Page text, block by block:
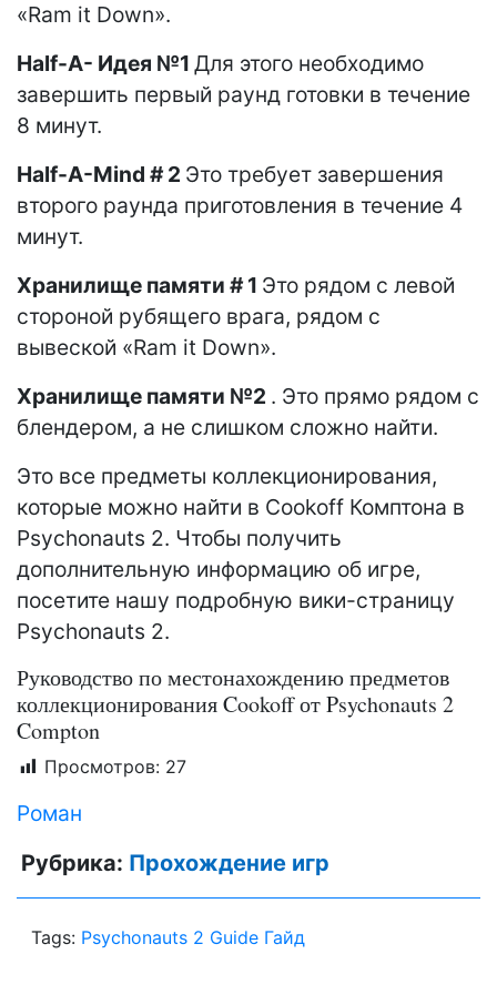
«Ram it Down».
Half-A- Идея №1 Для этого необходимо
завершить первый раунд готовки в течение
8 минут.
Half-A-Mind # 2 Это требует завершения
второго раунда приготовления в течение 4
минут.
Хранилище памяти # 1 Это рядом с левой
стороной рубящего врага, рядом с
вывеской «Ram it Down».
Хранилище памяти №2 . Это прямо рядом с
блендером, а не слишком сложно найти.
Это все предметы коллекционирования,
которые можно найти в Cookoff Комптона в
Psychonauts 2. Чтобы получить
дополнительную информацию об игре,
посетите нашу подробную вики-страницу
Psychonauts 2.
Руководство по местонахождению предметов
коллекционирования Cookoff от Psychonauts 2
Compton
Просмотров: 27
Роман
Рубрика: Прохождение игр
Tags: Psychonauts 2 Guide Гайд